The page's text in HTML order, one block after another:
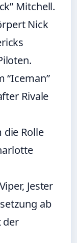
Mitchell.
Nick
“Iceman”
Rivale
Rolle
Jester
ab
der